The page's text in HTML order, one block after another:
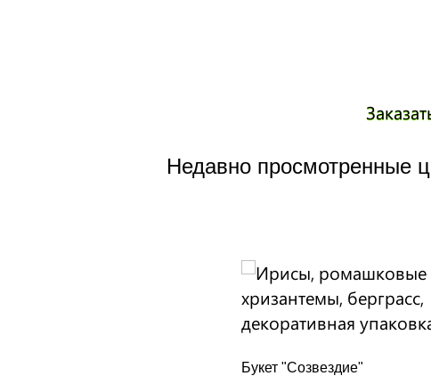
Недавно просмотренные
Букет "Созвездие"